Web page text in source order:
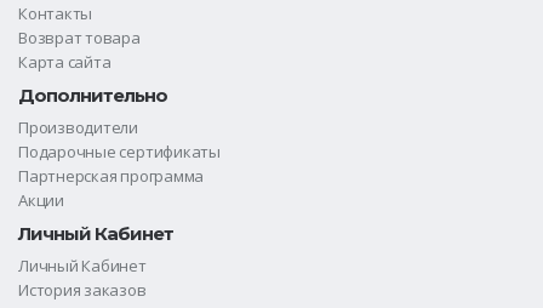
Контакты
Возврат товара
Карта сайта
Дополнительно
Производители
Подарочные сертификаты
Партнерская программа
Акции
Личный Кабинет
Личный Кабинет
История заказов